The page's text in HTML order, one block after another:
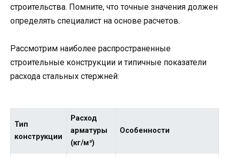
строительства. Помните, что точные значения должен
определять специалист на основе расчетов.
Рассмотрим наиболее распространенные
строительные конструкции и типичные показатели
расхода стальных стержней:
Тип
конструкции
Расход
арматуры
(кг/м³)
Особенности